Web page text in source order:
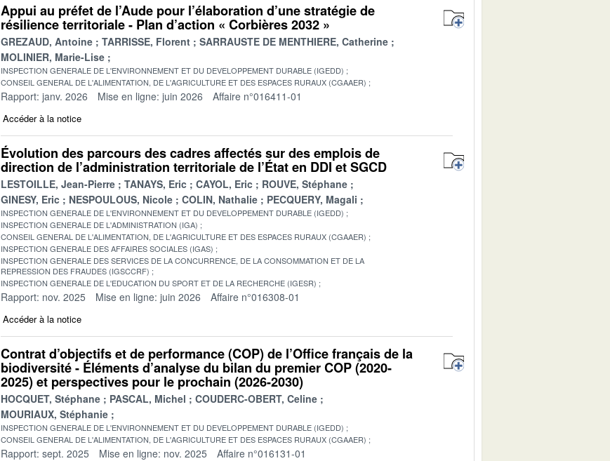
Appui au préfet de l’Aude pour l’élaboration d’une stratégie de
résilience territoriale - Plan d’action « Corbières 2032 »
GREZAUD, Antoine TARRISSE, Florent
SARRAUSTE DE MENTHIERE, Catherine
MOLINIER, Marie-Lise
INSPECTION GENERALE DE L'ENVIRONNEMENT ET DU DEVELOPPEMENT DURABLE (IGEDD)
CONSEIL GENERAL DE L'ALIMENTATION, DE L'AGRICULTURE ET DES ESPACES RURAUX (CGAAER)
Rapport: janv. 2026 Mise en ligne: juin 2026 Affaire n°016411-01
Accéder à la notice
Évolution des parcours des cadres affectés sur des emplois de
direction de l’administration territoriale de l’État en DDI et SGCD
LESTOILLE, Jean-Pierre TANAYS, Eric CAYOL, Eric
ROUVE, Stéphane
GINESY, Eric
NESPOULOUS, Nicole COLIN, Nathalie PECQUERY, Magali
INSPECTION GENERALE DE L'ENVIRONNEMENT ET DU DEVELOPPEMENT DURABLE (IGEDD)
INSPECTION GENERALE DE L'ADMINISTRATION (IGA)
CONSEIL GENERAL DE L'ALIMENTATION, DE L'AGRICULTURE ET DES ESPACES RURAUX (CGAAER)
INSPECTION GENERALE DES AFFAIRES SOCIALES (IGAS)
INSPECTION GENERALE DES SERVICES DE LA CONCURRENCE, DE LA CONSOMMATION ET DE LA
REPRESSION DES FRAUDES (IGSCCRF)
INSPECTION GENERALE DE L'EDUCATION DU SPORT ET DE LA RECHERCHE (IGESR)
Rapport: nov. 2025 Mise en ligne: juin 2026 Affaire n°016308-01
Accéder à la notice
Contrat d’objectifs et de performance (COP) de l’Office français de la
biodiversité - Éléments d’analyse du bilan du premier COP (2020-
2025) et perspectives pour le prochain (2026-2030)
HOCQUET, Stéphane PASCAL, Michel
COUDERC-OBERT, Celine
MOURIAUX, Stéphanie
INSPECTION GENERALE DE L'ENVIRONNEMENT ET DU DEVELOPPEMENT DURABLE (IGEDD)
CONSEIL GENERAL DE L'ALIMENTATION, DE L'AGRICULTURE ET DES ESPACES RURAUX (CGAAER)
Rapport: sept. 2025 Mise en ligne: nov. 2025 Affaire n°016131-01